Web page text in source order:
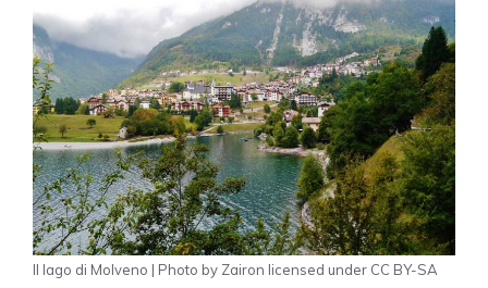
Il lago di Molveno | Photo by Zairon licensed under CC BY-SA